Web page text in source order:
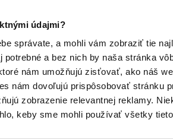
údajmi?
správate, a mohli vám zobraziť tie
a bez nich by naša stránka
nám umožňujú zisťovať, ako náš
nám dovoľujú prispôsobovať stránku
zobrazenie relevantnej reklamy.
keby sme mohli používať všetky